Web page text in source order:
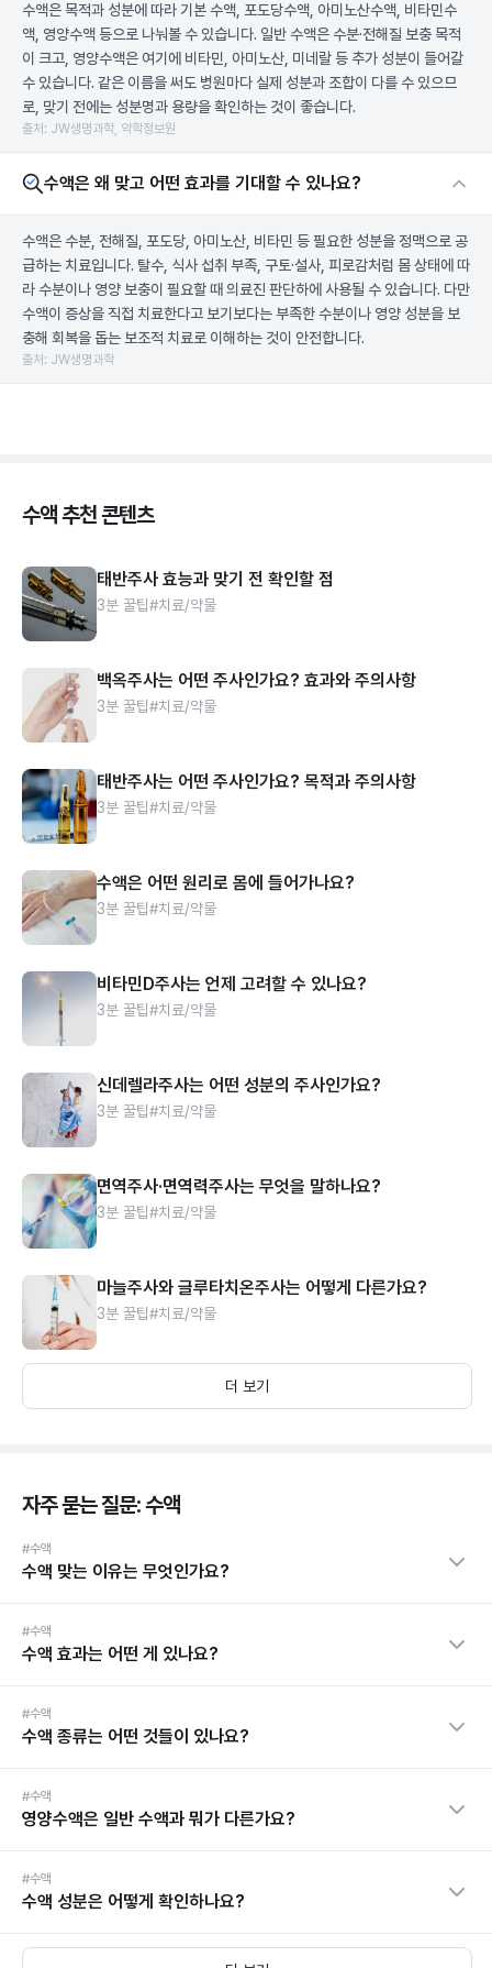
수액은 목적과 성분에 따라 기본 수액, 포도당수액, 아미노산수액, 비타민수
액, 영양수액 등으로 나눠볼 수 있습니다. 일반 수액은 수분·전해질 보충 목적
이 크고, 영양수액은 여기에 비타민, 아미노산, 미네랄 등 추가 성분이 들어갈
수 있습니다. 같은 이름을 써도 병원마다 실제 성분과 조합이 다를 수 있으므
로, 맞기 전에는 성분명과 용량을 확인하는 것이 좋습니다.
출처: JW생명과학, 약학정보원
수액은 왜 맞고 어떤 효과를 기대할 수 있나요?
수액은 수분, 전해질, 포도당, 아미노산, 비타민 등 필요한 성분을 정맥으로 공
급하는 치료입니다. 탈수, 식사 섭취 부족, 구토·설사, 피로감처럼 몸 상태에 따
라 수분이나 영양 보충이 필요할 때 의료진 판단하에 사용될 수 있습니다. 다만
수액이 증상을 직접 치료한다고 보기보다는 부족한 수분이나 영양 성분을 보
충해 회복을 돕는 보조적 치료로 이해하는 것이 안전합니다.
출처: JW생명과학
수액 추천 콘텐츠
태반주사 효능과 맞기 전 확인할 점
3분 꿀팁#치료/약물
백옥주사는 어떤 주사인가요? 효과와 주의사항
3분 꿀팁#치료/약물
태반주사는 어떤 주사인가요? 목적과 주의사항
3분 꿀팁#치료/약물
수액은 어떤 원리로 몸에 들어가나요?
3분 꿀팁#치료/약물
비타민D주사는 언제 고려할 수 있나요?
3분 꿀팁#치료/약물
신데렐라주사는 어떤 성분의 주사인가요?
3분 꿀팁#치료/약물
면역주사·면역력주사는 무엇을 말하나요?
3분 꿀팁#치료/약물
마늘주사와 글루타치온주사는 어떻게 다른가요?
3분 꿀팁#치료/약물
더 보기
자주 묻는 질문: 수액
#수액
수액 맞는 이유는 무엇인가요?
#수액
수액 효과는 어떤 게 있나요?
#수액
수액 종류는 어떤 것들이 있나요?
#수액
영양수액은 일반 수액과 뭐가 다른가요?
#수액
수액 성분은 어떻게 확인하나요?